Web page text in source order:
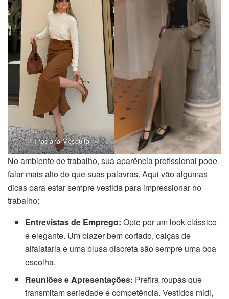
Thaciana Mesquita
No ambiente de trabalho, sua aparência profissional pode
falar mais alto do que suas palavras. Aqui vão algumas
dicas para estar sempre vestida para impressionar no
trabalho:
Entrevistas de Emprego: Opte por um look clássico
e elegante. Um blazer bem cortado, calças de
alfaiataria e uma blusa discreta são sempre uma boa
escolha.
Reuniões e Apresentações: Prefira roupas que
transmitam seriedade e competência. Vestidos midi,